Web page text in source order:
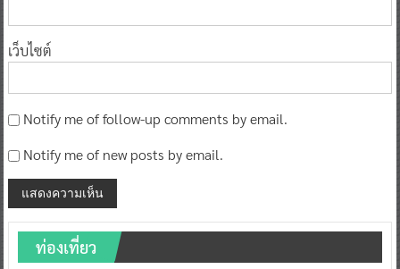
เว็บไซต์
Notify me of follow-up comments by email.
Notify me of new posts by email.
ท่องเที่ยว